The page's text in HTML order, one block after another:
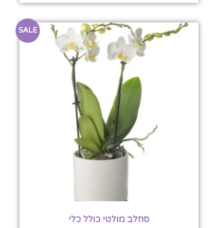
SALE
סחלב מולטי כולל כלי